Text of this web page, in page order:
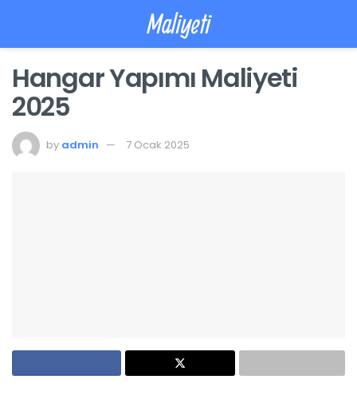
Maliyeti
Hangar Yapımı Maliyeti
2025
by admin 7 Ocak 2025